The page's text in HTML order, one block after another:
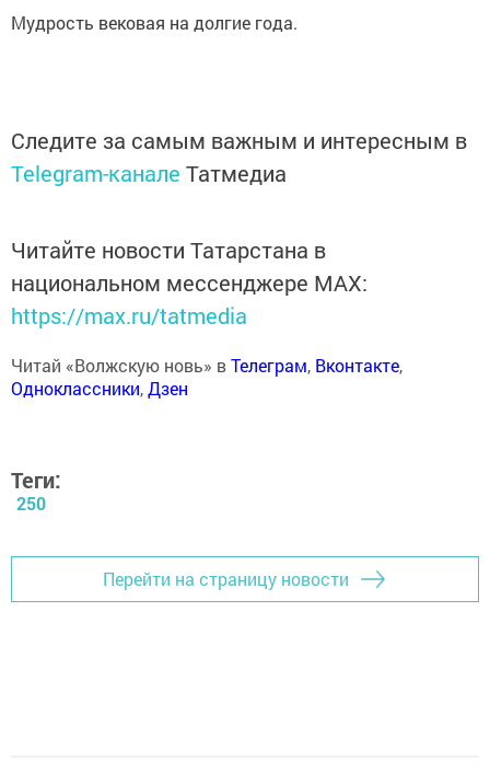
Мудрость вековая на долгие года.
Следите за самым важным и интересным в
Telegram-канале Татмедиа
Читайте новости Татарстана в
национальном мессенджере MАХ:
https://max.ru/tatmedia
Читай «Волжскую новь» вТелеграм, Вконтакте,
Одноклассники,Дзен
Теги:
250
Перейти на страницу новости